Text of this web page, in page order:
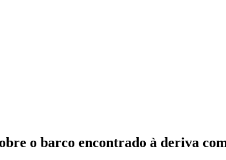
o barco encontrado à deriva